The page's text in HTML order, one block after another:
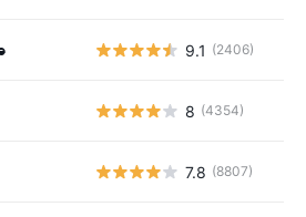
9.1 (2406)
8 (4354)
7.8 (8807)